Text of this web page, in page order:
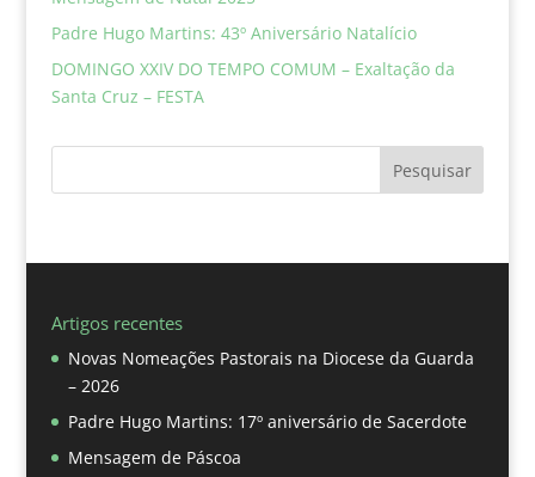
Padre Hugo Martins: 43º Aniversário Natalício
DOMINGO XXIV DO TEMPO COMUM – Exaltação da
Santa Cruz – FESTA
Pesquisar
Artigos recentes
Novas Nomeações Pastorais na Diocese da Guarda
– 2026
Padre Hugo Martins: 17º aniversário de Sacerdote
Mensagem de Páscoa